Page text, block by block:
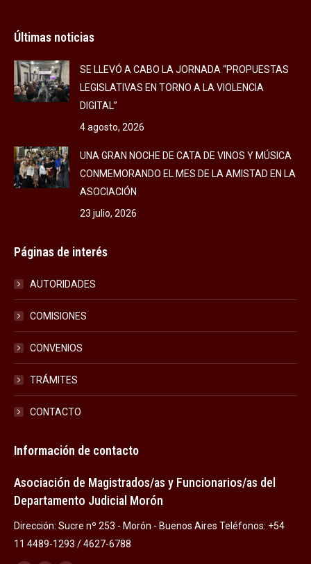
Últimas noticias
SE LLEVÓ A CABO LA JORNADA “PROPUESTAS
LEGISLATIVAS EN TORNO A LA VIOLENCIA
DIGITAL”
4 agosto, 2026
UNA GRAN NOCHE DE CATA DE VINOS Y MÚSICA
CONMEMORANDO EL MES DE LA AMISTAD EN LA
ASOCIACIÓN
23 julio, 2026
Páginas de interés
AUTORIDADES
COMISIONES
CONVENIOS
TRÁMITES
CONTACTO
Información de contacto
Asociación de Magistrados/as y Funcionarios/as del
Departamento Judicial Morón
Dirección: Sucre nº 253 - Morón - Buenos Aires Teléfonos: +54
11 4489-1293 / 4627-6788